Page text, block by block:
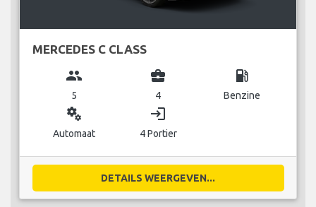
MERCEDES C CLASS
group
5
business_center
4
local_gas_station
Benzine
miscellaneous_services
Automaat
login
4 Portier
DETAILS WEERGEVEN...